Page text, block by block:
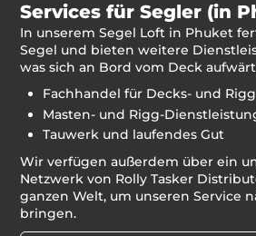
Services für Segler (in
In unserem Segel Loft in Phuket
Segel und bieten weitere
was sich an Bord vom Deck
Fachhandel für Decks- und
Masten- und Rigg-
Tauwerk und laufendes Gut
Wir verfügen außerdem über ein
Netzwerk von Rolly Tasker
ganzen Welt, um unseren Service
bringen.